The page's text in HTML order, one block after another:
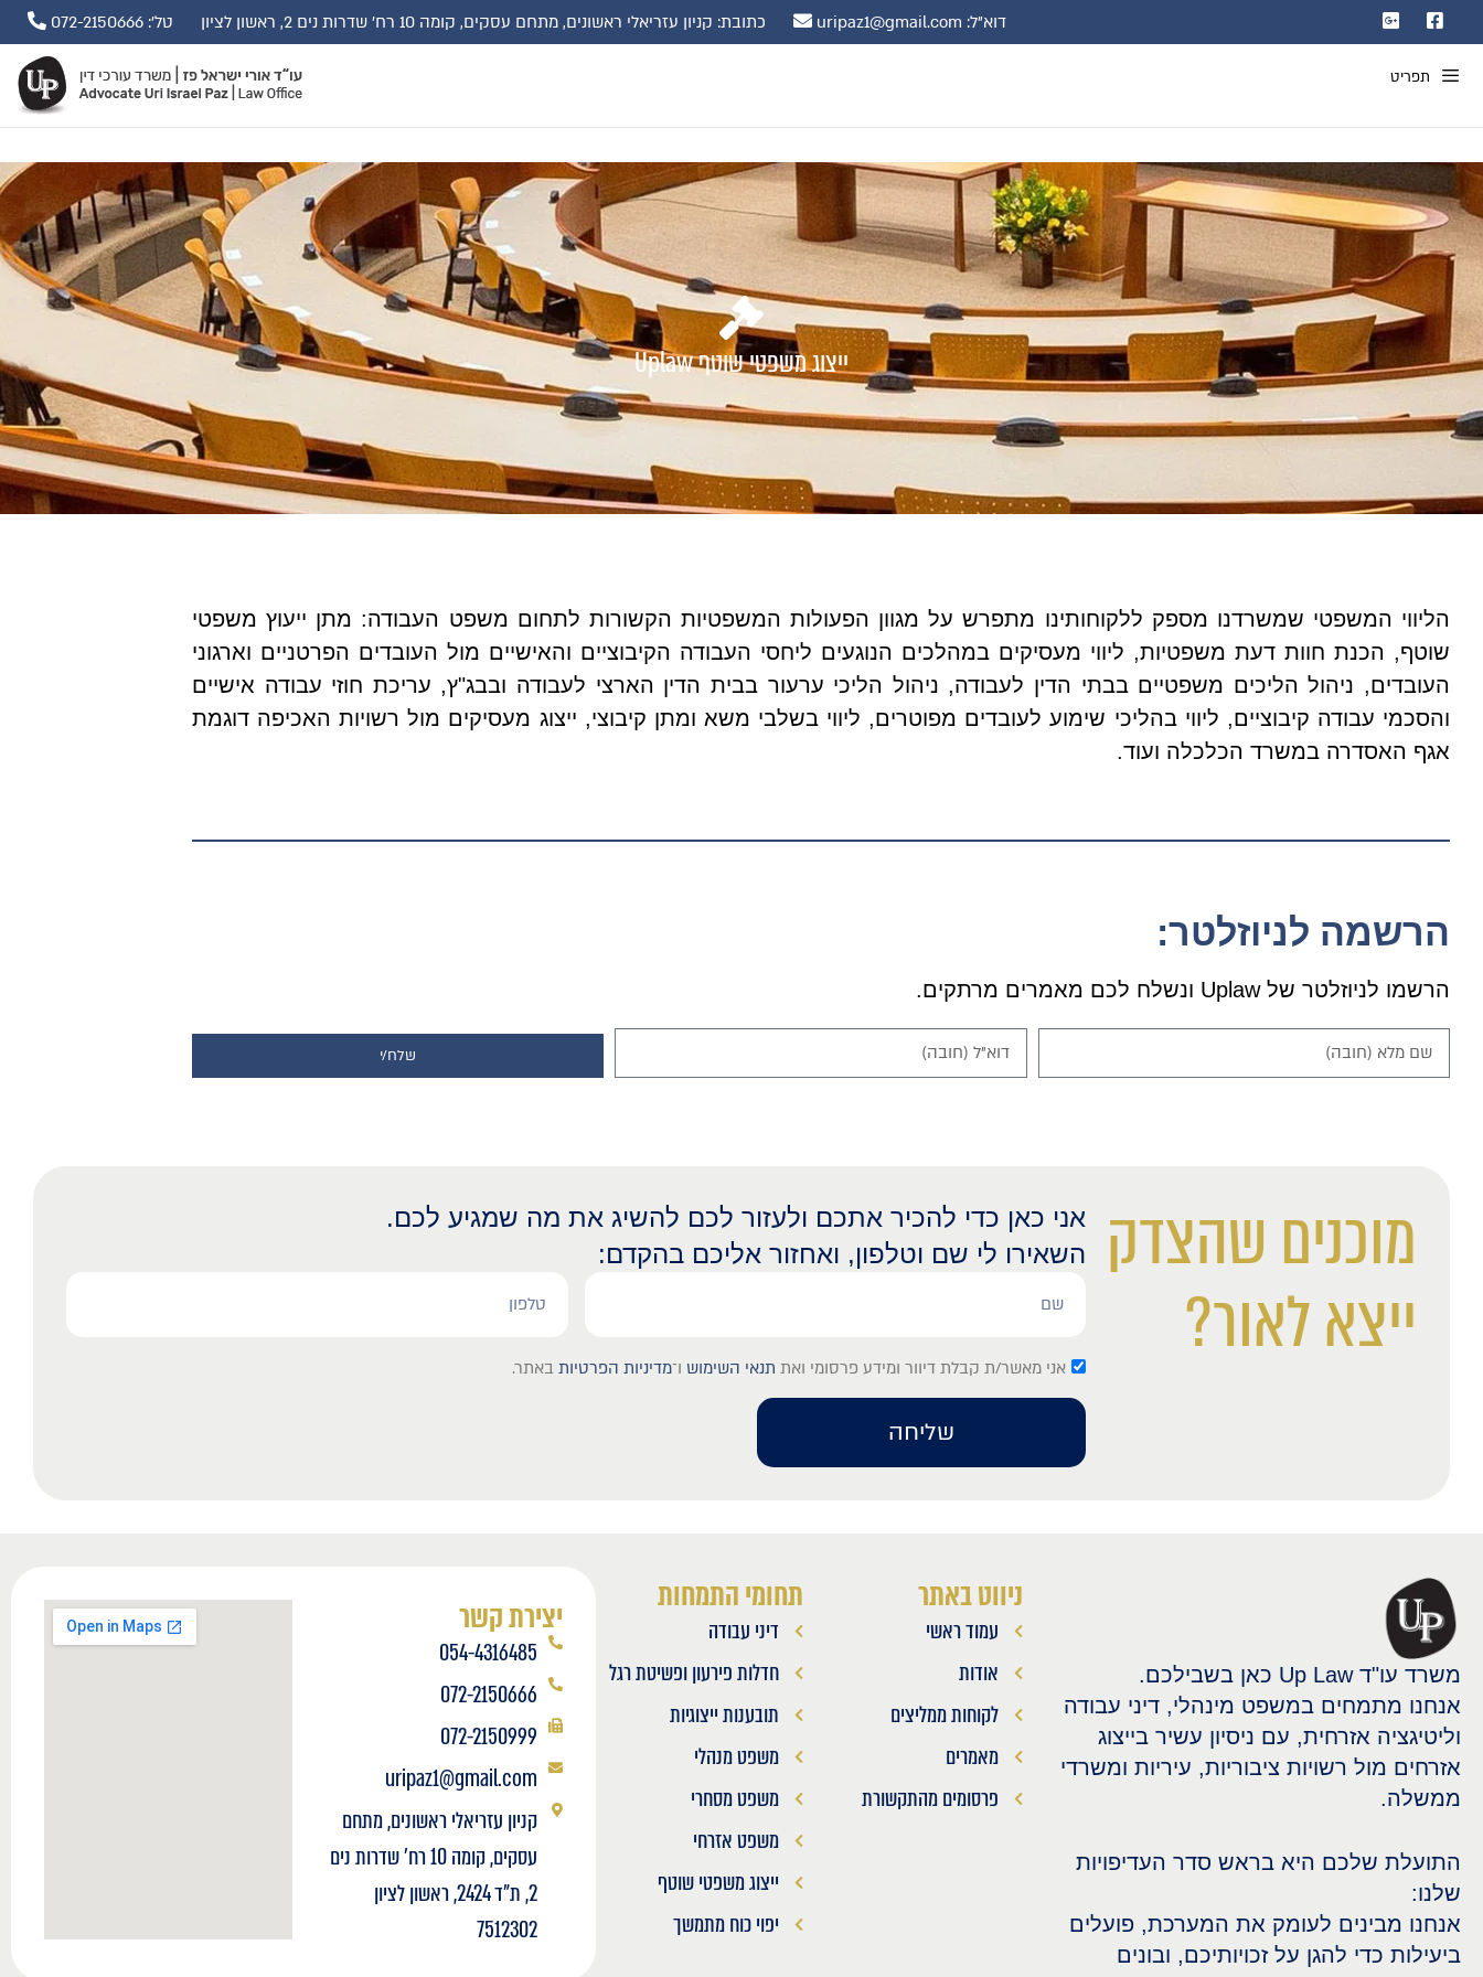
דוא"ל: uripaz1@gmail.com כתובת: קניון עזריאלי ראשונים, מתחם עסקים, קומה 10 רח' שדרות נים 2, ראשון לציון טל': 072-2150666
תפריט
ייצוג משפטי שוטף Uplaw
הליווי המשפטי שמשרדנו מספק ללקוחותינו מתפרש על מגוון הפעולות המשפטיות הקשורות לתחום משפט העבודה: מתן ייעוץ משפטי
שוטף, הכנת חוות דעת משפטיות, ליווי מעסיקים במהלכים הנוגעים ליחסי העבודה הקיבוציים והאישיים מול העובדים הפרטניים וארגוני
העובדים, ניהול הליכים משפטיים בבתי הדין לעבודה, ניהול הליכי ערעור בבית הדין הארצי לעבודה ובבג"ץ, עריכת חוזי עבודה אישיים
והסכמי עבודה קיבוציים, ליווי בהליכי שימוע לעובדים מפוטרים, ליווי בשלבי משא ומתן קיבוצי, ייצוג מעסיקים מול רשויות האכיפה דוגמת
אגף האסדרה במשרד הכלכלה ועוד.
הרשמה לניוזלטר:
הרשמו לניוזלטר של Uplaw ונשלח לכם מאמרים מרתקים.
שלח/י
מוכנים שהצדק
ייצא לאור?
אני כאן כדי להכיר אתכם ולעזור לכם להשיג את מה שמגיע לכם.
השאירו לי שם וטלפון, ואחזור אליכם בהקדם:
אני מאשר/ת קבלת דיוור ומידע פרסומי ואת תנאי השימוש ו־מדיניות הפרטיות באתר.
שליחה
משרד עו"ד Up Law כאן בשבילכם.
אנחנו מתמחים במשפט מינהלי, דיני עבודה
וליטיגציה אזרחית, עם ניסיון עשיר בייצוג
אזרחים מול רשויות ציבוריות, עיריות ומשרדי
ממשלה.
התועלת שלכם היא בראש סדר העדיפויות
שלנו:
אנחנו מבינים לעומק את המערכת, פועלים
ביעילות כדי להגן על זכויותיכם, ובונים
ניווט באתר
עמוד ראשי
אודות
לקוחות ממליצים
מאמרים
פרסומים מהתקשורת
תחומי התמחות
דיני עבודה
חדלות פירעון ופשיטת רגל
תובענות ייצוגיות
משפט מנהלי
משפט מסחרי
משפט אזרחי
ייצוג משפטי שוטף
יפוי כוח מתמשך
יצירת קשר
054-4316485
072-2150666
072-2150999
uripaz1@gmail.com
קניון עזריאלי ראשונים, מתחם
עסקים, קומה 10 רח' שדרות נים
2, ת"ד 2424, ראשון לציון
7512302